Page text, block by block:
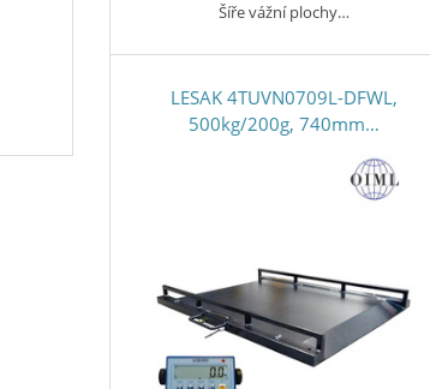
Šíře vážní plochy…
LESAK 4TUVN0709L-DFWL,
500kg/200g, 740mm…